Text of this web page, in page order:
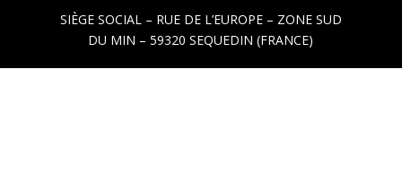
SIÈGE SOCIAL – RUE DE L’EUROPE – ZONE SUD
DU MIN – 59320 SEQUEDIN (FRANCE)